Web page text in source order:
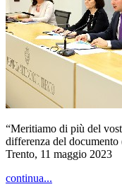
“Meritiamo di più del
differenza del
Trento, 11 maggio 2023
continua...